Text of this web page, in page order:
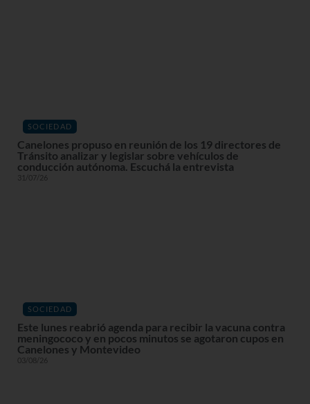
SOCIEDAD
Canelones propuso en reunión de los 19 directores de
Tránsito analizar y legislar sobre vehículos de
conducción autónoma. Escuchá la entrevista
31/07/26
SOCIEDAD
Este lunes reabrió agenda para recibir la vacuna contra
meningococo y en pocos minutos se agotaron cupos en
Canelones y Montevideo
03/08/26